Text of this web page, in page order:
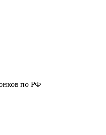
по РФ